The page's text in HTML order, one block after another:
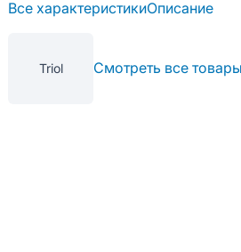
Все характеристикиОписание
Triol Смотреть все